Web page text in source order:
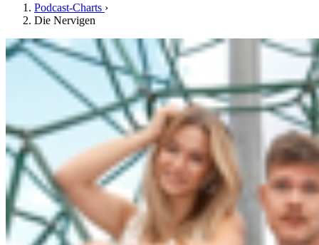
Podcast-Charts ›
Die Nervigen